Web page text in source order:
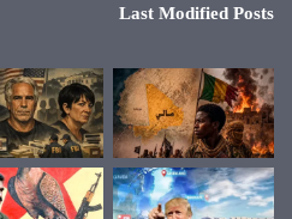
Last Modified Posts